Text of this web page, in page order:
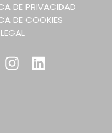
DE PRIVACIDAD
DE COOKIES
FacebookInstagram